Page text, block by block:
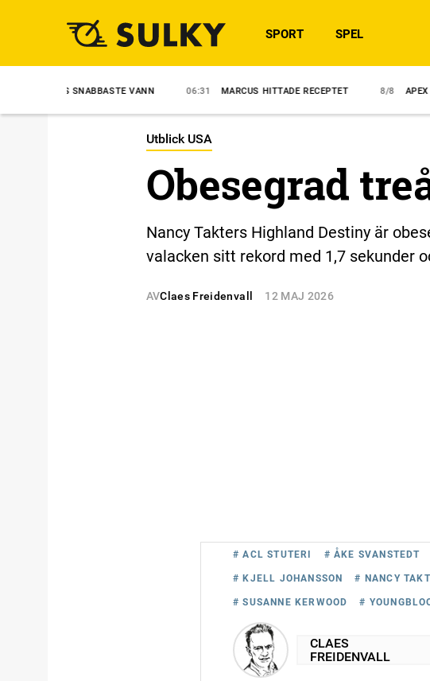
SPORT SPEL
SNABBASTE VANN 06:31 MARCUS HITTADE RECEPTET 8/8 APEX ETTA PÅ
Utblick USA
Obesegrad
Nancy Takters Highland Destiny är
valacken sitt rekord med 1,7 sekunder
AVClaes Freidenvall 12 MAJ 2026
# ACL STUTERI # ÅKE SVANSTEDT
# KJELL JOHANSSON # NANCY
# SUSANNE KERWOOD #
CLAES
FREIDENVALL